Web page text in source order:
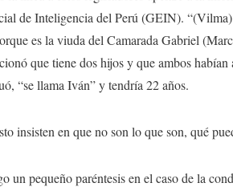
de Inteligencia del Perú (GEIN).
es la viuda del Camarada Gabriel
que tiene dos hijos y que ambos
“se llama Iván” y tendría 22 años.
insisten en que no son lo que son, qué
un pequeño paréntesis en el caso de la